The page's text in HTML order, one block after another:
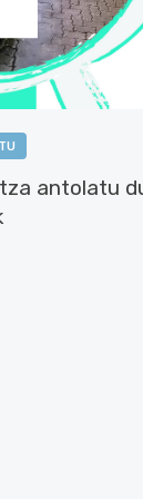
antolatu